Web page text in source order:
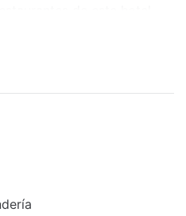
ya sea el bar o junto